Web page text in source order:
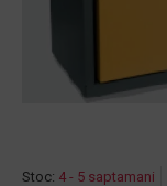
Stoc: 4 - 5 saptamani